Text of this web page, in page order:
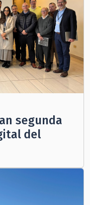
segunda
del